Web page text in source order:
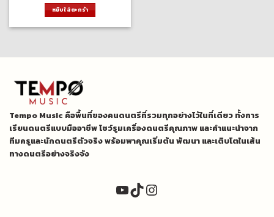
was:
1,212.00 ฿.
หยิบใส่ตะกร้า
Tempo Music คือพื้นที่ของคนดนตรีที่รวมทุกอย่างไว้ในที่เดียว ทั้งการ
เรียนดนตรีแบบมืออาชีพ โชว์รูมเครื่องดนตรีคุณภาพ และคำแนะนำจาก
ทีมครูและนักดนตรีตัวจริง พร้อมพาคุณเริ่มต้น พัฒนา และเติบโตในเส้น
ทางดนตรีอย่างจริงจัง
YouTube
TikTok
Instagram